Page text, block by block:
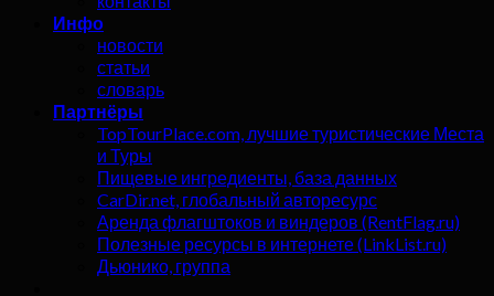
Инфо
новости
статьи
словарь
Партнёры
TopTourPlace.com, лучшие туристические Места
и Туры
Пищевые ингредиенты, база данных
CarDir.net, глобальный авторесурс
Аренда флагштоков и виндеров (RentFlag.ru)
Полезные ресурсы в интернете (LinkList.ru)
Дьюнико, группа